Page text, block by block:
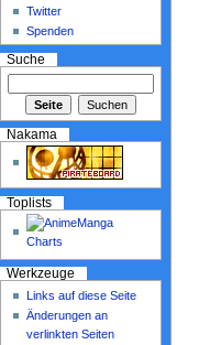
Twitter
Spenden
Suche
Nakama
Toplists
Werkzeuge
Links auf diese Seite
Änderungen an
verlinkten Seiten